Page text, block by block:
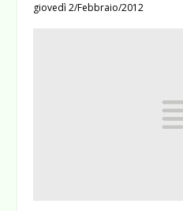
giovedì 2/Febbraio/2012